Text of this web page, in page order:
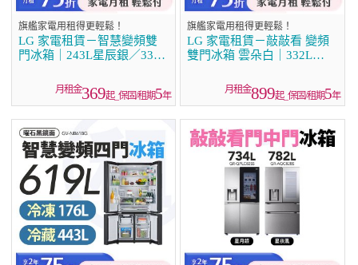
旗艦家電用租得更輕鬆！
LG 家電租賃－智慧變頻雙
門冰箱｜243L星辰銀／335L
369起_保固/租期5年
旗艦家電用租得更輕鬆！
LG 家電租賃－敲敲看 變頻
雙門冰箱 雲朵白｜332L
899起_保固/租期5年